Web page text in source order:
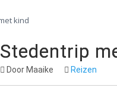
Stedentrip
Door Maaike Reizen